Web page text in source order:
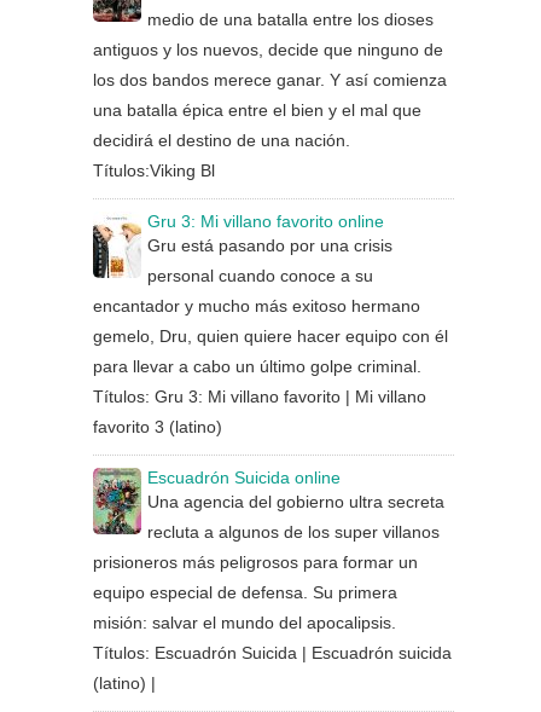
medio de una batalla entre los dioses
antiguos y los nuevos, decide que ninguno de
los dos bandos merece ganar. Y así comienza
una batalla épica entre el bien y el mal que
decidirá el destino de una nación.
Títulos:Viking Bl
Gru 3: Mi villano favorito online
Gru está pasando por una crisis
personal cuando conoce a su
encantador y mucho más exitoso hermano
gemelo, Dru, quien quiere hacer equipo con él
para llevar a cabo un último golpe criminal.
Títulos: Gru 3: Mi villano favorito | Mi villano
favorito 3 (latino)
Escuadrón Suicida online
Una agencia del gobierno ultra secreta
recluta a algunos de los super villanos
prisioneros más peligrosos para formar un
equipo especial de defensa. Su primera
misión: salvar el mundo del apocalipsis.
Títulos: Escuadrón Suicida | Escuadrón suicida
(latino) |